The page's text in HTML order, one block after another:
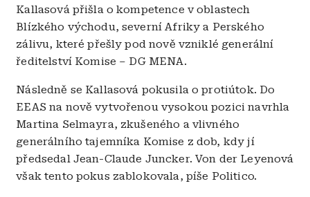
Kallasová přišla o kompetence v oblastech
Blízkého východu, severní Afriky a Perského
zálivu, které přešly pod nově vzniklé generální
ředitelství Komise – DG MENA.
Následně se Kallasová pokusila o protiútok. Do
EEAS na nově vytvořenou vysokou pozici navrhla
Martina Selmayra, zkušeného a vlivného
generálního tajemníka Komise z dob, kdy jí
předsedal Jean-Claude Juncker. Von der Leyenová
však tento pokus zablokovala, píše Politico.